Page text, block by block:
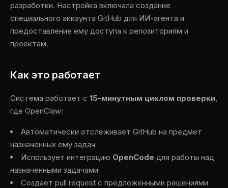
разработки. Настройка включала создание
специального аккаунта GitHub для ИИ-агента и
предоставление ему доступа к репозиториям и
проектам.
Как это работает
Система работает с 15-минутным циклом проверки,
где OpenClaw:
Автоматически отслеживает GitHub на предмет
назначенных ему задач
Использует интеграцию OpenCode для работы над
назначенными задачами
Создает pull request с предложенными решениями